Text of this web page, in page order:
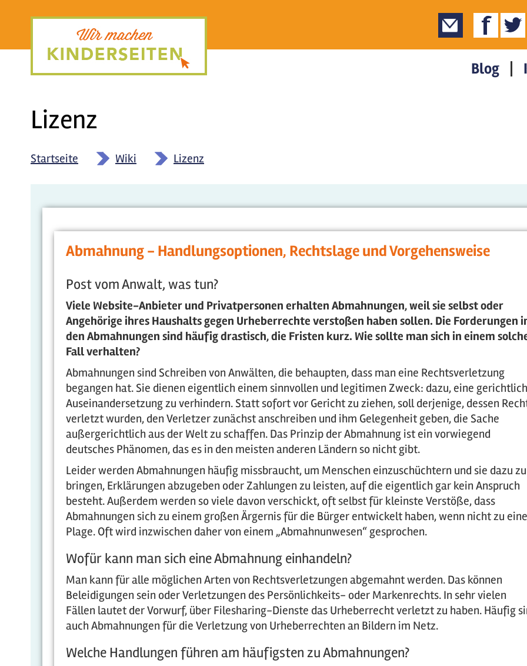
Blog
Lizenz
Startseite » Wiki » Lizenz
Abmahnung - Handlungsoptionen, Rechtslage und Vorgehensweise
Post vom Anwalt, was tun?
Viele Website-Anbieter und Privatpersonen erhalten Abmahnungen, weil sie selbst oder
Angehörige ihres Haushalts gegen Urheberrechte verstoßen haben sollen. Die Forderungen
den Abmahnungen sind häufig drastisch, die Fristen kurz. Wie sollte man sich in einem
Fall verhalten?
Abmahnungen sind Schreiben von Anwälten, die behaupten, dass man eine Rechtsverletzung
begangen hat. Sie dienen eigentlich einem sinnvollen und legitimen Zweck: dazu, eine
Auseinandersetzung zu verhindern. Statt sofort vor Gericht zu ziehen, soll derjenige, dessen
verletzt wurden, den Verletzer zunächst anschreiben und ihm Gelegenheit geben, die Sache
außergerichtlich aus der Welt zu schaffen. Das Prinzip der Abmahnung ist ein vorwiegend
deutsches Phänomen, das es in den meisten anderen Ländern so nicht gibt.
Leider werden Abmahnungen häufig missbraucht, um Menschen einzuschüchtern und sie dazu zu
bringen, Erklärungen abzugeben oder Zahlungen zu leisten, auf die eigentlich gar kein Anspruch
besteht. Außerdem werden so viele davon verschickt, oft selbst für kleinste Verstöße, dass
Abmahnungen sich zu einem großen Ärgernis für die Bürger entwickelt haben, wenn nicht zu
Plage. Oft wird inzwischen daher von einem „Abmahnunwesen“ gesprochen.
Wofür kann man sich eine Abmahnung einhandeln?
Man kann für alle möglichen Arten von Rechtsverletzungen abgemahnt werden. Das können
Beleidigungen sein oder Verletzungen des Persönlichkeits- oder Markenrechts. In sehr vielen
Fällen lautet der Vorwurf, über Filesharing-Dienste das Urheberrecht verletzt zu haben. Häufig
auch Abmahnungen für die Verletzung von Urheberrechten an Bildern im Netz.
Welche Handlungen führen am häufigsten zu Abmahnungen?